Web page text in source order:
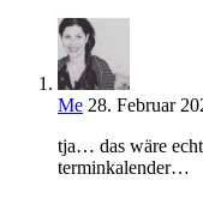
Me 28. Februar
tja… das wäre
terminkalender…